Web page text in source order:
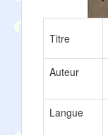
Titre
Auteur
Langue